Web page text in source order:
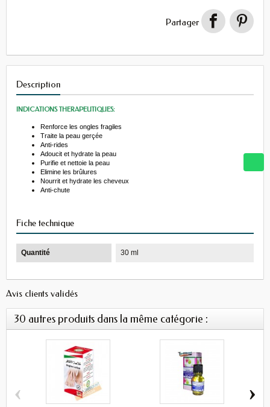
Partager
Description
INDICATIONS THERAPEUTIQUES:
Renforce les ongles fragiles
Traite la peau gerçée
Anti-rides
Adoucit et hydrate la peau
Purifie et nettoie la peau
Elimine les brûlures
Nourrit et hydrate les cheveux
Anti-chute
Fiche technique
Quantité 30 ml
Avis clients validés
30 autres produits dans la même catégorie :
‹ ›